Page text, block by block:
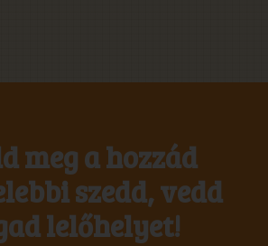
meg a hozzád
szedd, vedd
lelőhelyet!